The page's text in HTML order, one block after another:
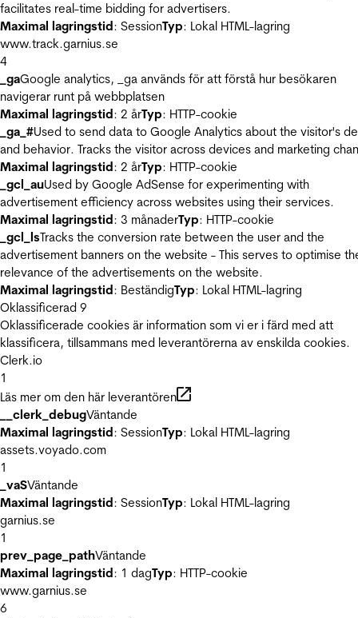
facilitates real-time bidding for advertisers.
Maximal lagringstid: SessionTyp: Lokal HTML-lagring
www.track.garnius.se
4
_gaGoogle analytics, _ga används för att förstå hur besökaren
navigerar runt på webbplatsen
Maximal lagringstid: 2 årTyp: HTTP-cookie
_ga_#Used to send data to Google Analytics about the visitor's
and behavior. Tracks the visitor across devices and marketing
Maximal lagringstid: 2 årTyp: HTTP-cookie
_gcl_auUsed by Google AdSense for experimenting with
advertisement efficiency across websites using their services.
Maximal lagringstid: 3 månaderTyp: HTTP-cookie
_gcl_lsTracks the conversion rate between the user and the
advertisement banners on the website - This serves to optimise
relevance of the advertisements on the website.
Maximal lagringstid: BeständigTyp: Lokal HTML-lagring
Oklassificerad 9
Oklassificerade cookies är information som vi er i färd med att
klassificera, tillsammans med leverantörerna av enskilda cookies.
Clerk.io
1
Läs mer om den här leverantören
__clerk_debugVäntande
Maximal lagringstid: SessionTyp: Lokal HTML-lagring
assets.voyado.com
1
_vaSVäntande
Maximal lagringstid: SessionTyp: Lokal HTML-lagring
garnius.se
1
prev_page_pathVäntande
Maximal lagringstid: 1 dagTyp: HTTP-cookie
www.garnius.se
6